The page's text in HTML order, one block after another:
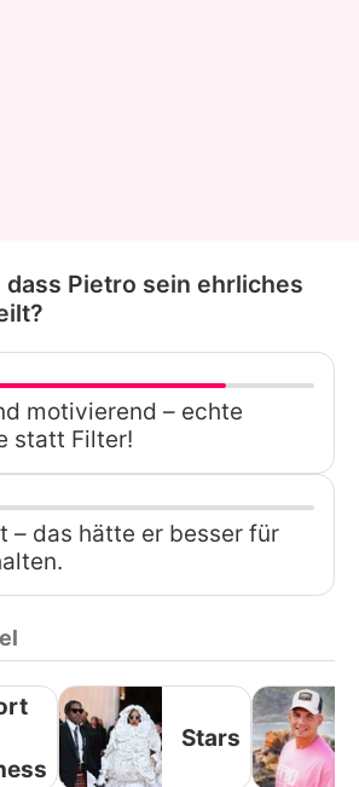
Pietro sein ehrliches
motivierend – echte
statt Filter!
– das hätte er besser für
Stars